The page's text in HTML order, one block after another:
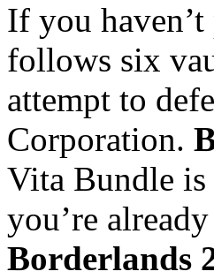
If you
follows six
attempt to
Corporation.
Vita Bundle is
you’re
Borderlands